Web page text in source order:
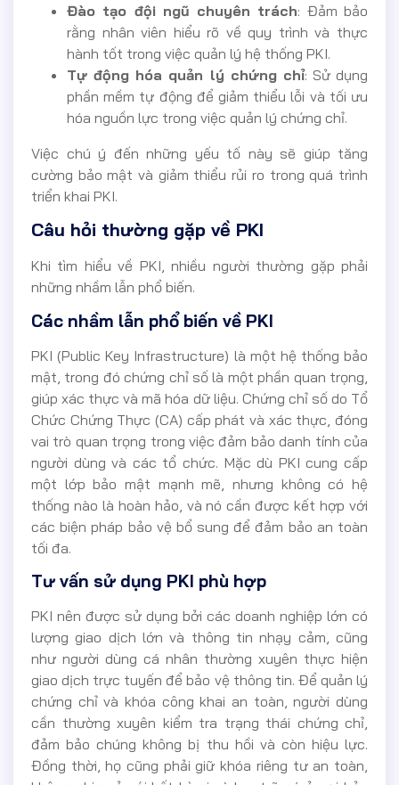
Đào tạo đội ngũ chuyên trách: Đảm bảo
rằng nhân viên hiểu rõ về quy trình và thực
hành tốt trong việc quản lý hệ thống PKI.
Tự động hóa quản lý chứng chỉ: Sử dụng
phần mềm tự động để giảm thiểu lỗi và tối ưu
hóa nguồn lực trong việc quản lý chứng chỉ.
Việc chú ý đến những yếu tố này sẽ giúp tăng
cường bảo mật và giảm thiểu rủi ro trong quá trình
triển khai PKI.
Câu hỏi thường gặp về PKI
Khi tìm hiểu về PKI, nhiều người thường gặp phải
những nhầm lẫn phổ biến.
Các nhầm lẫn phổ biến về PKI
PKI (Public Key Infrastructure) là một hệ thống bảo
mật, trong đó chứng chỉ số là một phần quan trọng,
giúp xác thực và mã hóa dữ liệu. Chứng chỉ số do Tổ
Chức Chứng Thực (CA) cấp phát và xác thực, đóng
vai trò quan trọng trong việc đảm bảo danh tính của
người dùng và các tổ chức. Mặc dù PKI cung cấp
một lớp bảo mật mạnh mẽ, nhưng không có hệ
thống nào là hoàn hảo, và nó cần được kết hợp với
các biện pháp bảo vệ bổ sung để đảm bảo an toàn
tối đa.
Tư vấn sử dụng PKI phù hợp
PKI nên được sử dụng bởi các doanh nghiệp lớn có
lượng giao dịch lớn và thông tin nhạy cảm, cũng
như người dùng cá nhân thường xuyên thực hiện
giao dịch trực tuyến để bảo vệ thông tin. Để quản lý
chứng chỉ và khóa công khai an toàn, người dùng
cần thường xuyên kiểm tra trạng thái chứng chỉ,
đảm bảo chúng không bị thu hồi và còn hiệu lực.
Đồng thời, họ cũng phải giữ khóa riêng tư an toàn,